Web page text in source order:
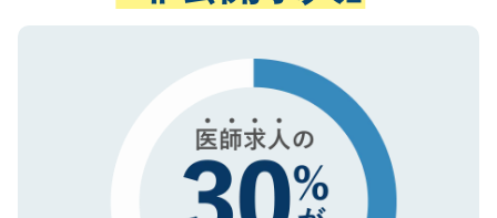
で、機密保持に関してもご安心ください。
ない方には、長期的なサポートが可能です
ので、まずはご登録ください。